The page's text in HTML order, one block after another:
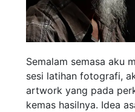
Semalam semasa aku
sesi latihan fotografi,
artwork yang pada
kemas hasilnya. Idea